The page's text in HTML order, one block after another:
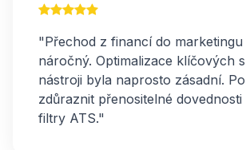
"Přechod z financí do
náročný. Optimalizace klíčových
nástroji byla naprosto zásadní.
zdůraznit přenositelné
filtry ATS."